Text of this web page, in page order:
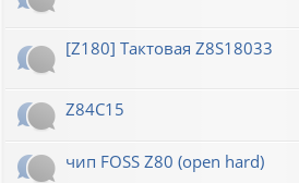
[Z180] Тактовая Z8S18033
Z84C15
чип FOSS Z80 (open hard)